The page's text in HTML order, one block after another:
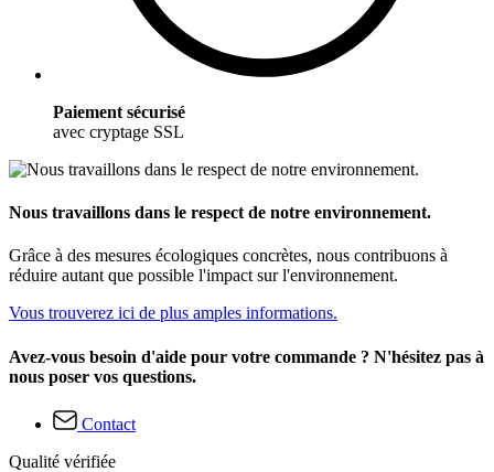
Paiement sécurisé
avec cryptage SSL
Nous travaillons dans le respect de notre environnement.
Grâce à des mesures écologiques concrètes, nous contribuons à
réduire autant que possible l'impact sur l'environnement.
Vous trouverez ici de plus amples informations.
Avez-vous besoin d'aide pour votre commande ? N'hésitez pas à
nous poser vos questions.
Contact
Qualité vérifiée